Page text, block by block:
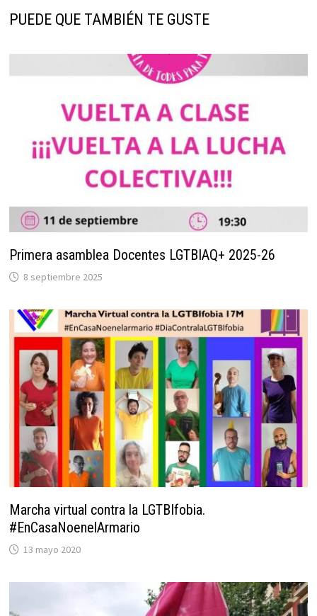
PUEDE QUE TAMBIÉN TE GUSTE
Primera asamblea Docentes LGTBIAQ+ 2025-26
8 septiembre 2025
Marcha virtual contra la LGTBIfobia.
#EnCasaNoenelArmario
13 mayo 2020